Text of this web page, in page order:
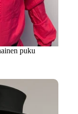
puku